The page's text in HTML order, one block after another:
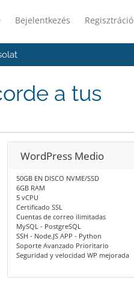
Bejelentkezés Regisztráció
a tus
WordPress Medio
50GB EN DISCO NVME/SSD
6GB RAM
5 vCPU
Certificado SSL
Cuentas de correo ilimitadas
MySQL - PostgreSQL
SSH - Node.JS APP - Python
Soporte Avanzado Prioritario
Seguridad y velocidad WP mejorada